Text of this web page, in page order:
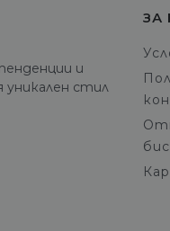
и
стил
ЗА